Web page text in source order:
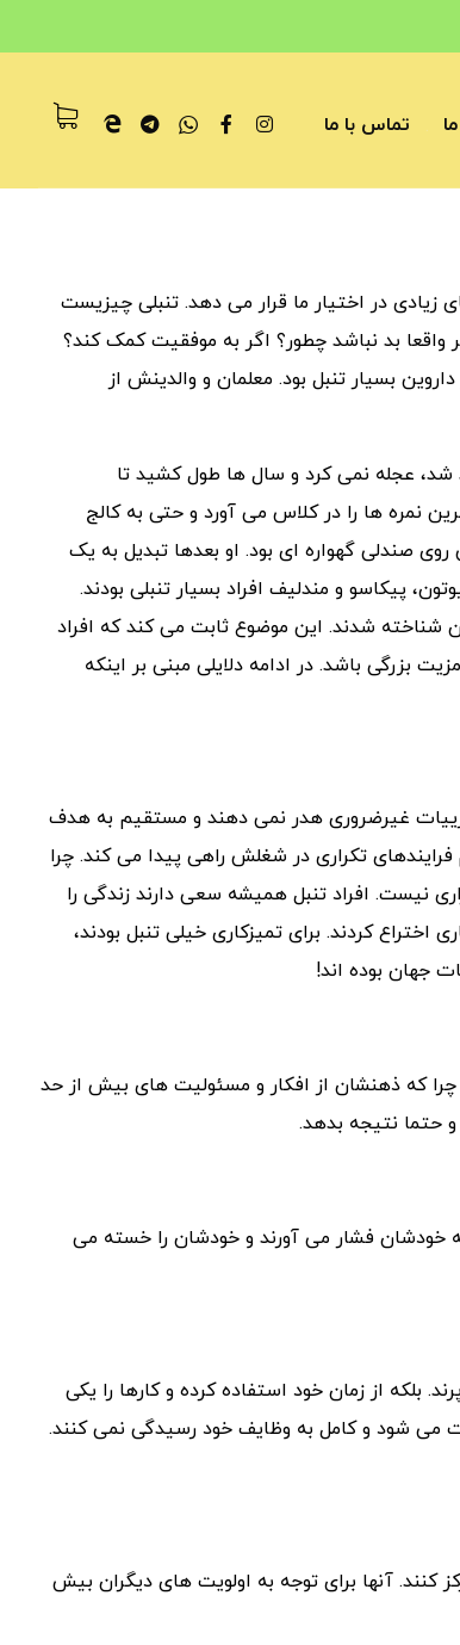
تماس با ما
زیادی در اختیار ما قرار می دهد. تنبلی چیزیست
واقعا بد نباشد چطور؟ اگر به موفقیت کمک کند؟
بسیار تنبل بود. معلمان و والدینش از
عجله نمی کرد و سال ها طول کشید تا
نمره ها را در کلاس می آورد و حتی به کالج
صندلی گهواره ای بود. او بعدها تبدیل به یک
پیکاسو و مندلیف افراد بسیار تنبلی بودند.
شناخته شدند. این موضوع ثابت می کند که افراد
بزرگی باشد. در ادامه دلایلی مبنی بر اینکه
جزییات غیرضروری هدر نمی دهند و مستقیم به هدف
تکراری در شغلش راهی پیدا می کند. چرا
نیست. افراد تنبل همیشه سعی دارند زندگی را
کردند. برای تمیزکاری خیلی تنبل بودند،
جهان بوده اند!
چرا که ذهنشان از افکار و مسئولیت های بیش از حد
حتما نتیجه بدهد.
خودشان فشار می آورند و خودشان را خسته می
بلکه از زمان خود استفاده کرده و کارها را یکی
می شود و کامل به وظایف خود رسیدگی نمی کنند.
کنند. آنها برای توجه به اولویت های دیگران بیش